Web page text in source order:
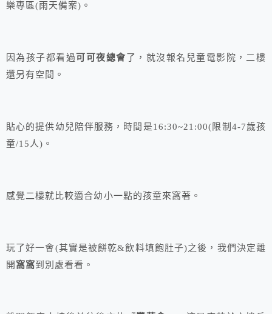
樂專區(雨天備案)。
因為孩子都看過 可可夜總會 了，就沒報名兒童電影院，二樓
還另有空間。
貼心的提供幼兒陪伴服務，時間是16:30~21:00(限制4-7歲孩
童/15人)。
感覺二樓就比較適合幼小一點的孩童來窩著。
玩了好一會(其實是被餅乾&飲料填飽肚子)之後，我們決定離
開 窩窩到別處看看。